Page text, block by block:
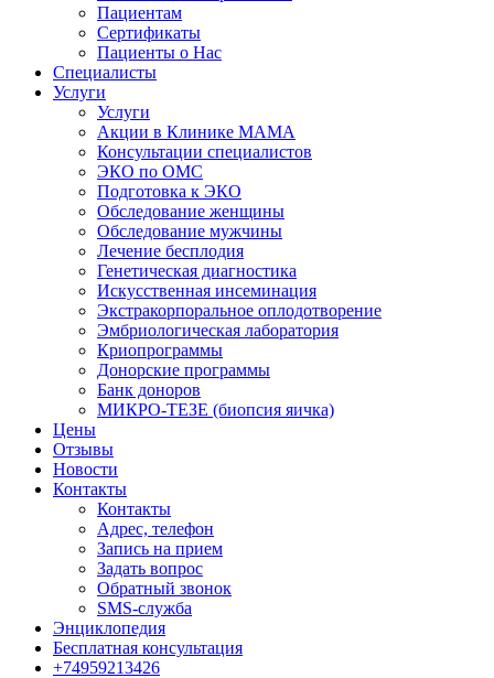
Пациентам
Сертификаты
Пациенты о Нас
Специалисты
Услуги
Услуги
Акции в Клинике МАМА
Консультации специалистов
ЭКО по ОМС
Подготовка к ЭКО
Обследование женщины
Обследование мужчины
Лечение бесплодия
Генетическая диагностика
Искусственная инсеминация
Экстракорпоральное оплодотворение
Эмбриологическая лаборатория
Криопрограммы
Донорские программы
Банк доноров
МИКРО-ТЕЗЕ (биопсия яичка)
Цены
Отзывы
Новости
Контакты
Контакты
Адрес, телефон
Запись на прием
Задать вопрос
Обратный звонок
SMS-служба
Энциклопедия
Бесплатная консультация
+74959213426